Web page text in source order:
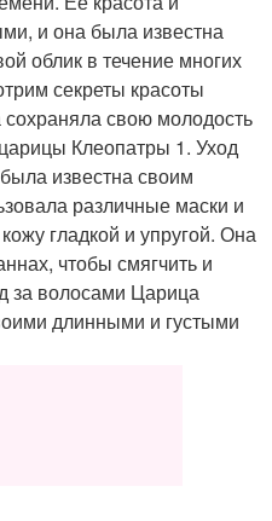
и она была известна
облик в течение многих
секреты красоты
свою молодость
Клеопатры 1. Уход
известна своим
различные маски и
гладкой и упругой. Она
чтобы смягчить и
за волосами Царица
длинными и густыми